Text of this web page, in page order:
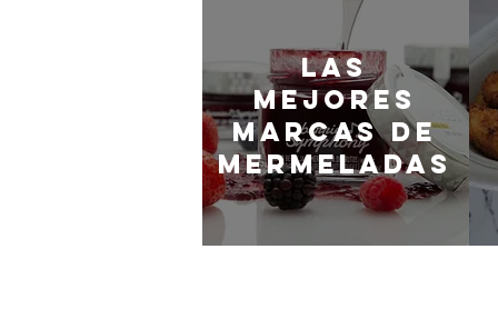
LaS
MEJORES
marcas de
mermeladas